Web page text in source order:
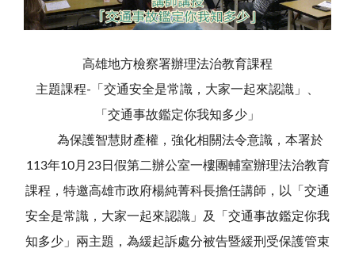
高雄地方檢察署辦理法治教育課程
主題課程-「交通安全是常識，大家一起來認識」、
「交通事故鑑定你我知多少」
為保護智慧財產權，強化相關法令意識，本署於
113年10月23日假第二辦公室一樓團輔室辦理法治教育
課程，特邀高雄市政府楊純菁科長擔任講師，以「交通
安全是常識，大家一起來認識」及「交通事故鑑定你我
知多少」兩主題，為緩起訴處分被告暨緩刑受保護管束